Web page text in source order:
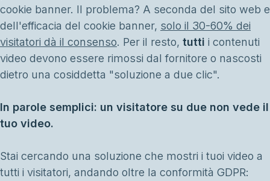
cookie banner. Il problema? A seconda del sito web e
dell'efficacia del cookie banner, solo il 30-60% dei
visitatori dà il consenso. Per il resto, tutti i contenuti
video devono essere rimossi dal fornitore o nascosti
dietro una cosiddetta "soluzione a due clic".
In parole semplici: un visitatore su due non vede il
tuo video.
Stai cercando una soluzione che mostri i tuoi video a
tutti i visitatori, andando oltre la conformità GDPR: